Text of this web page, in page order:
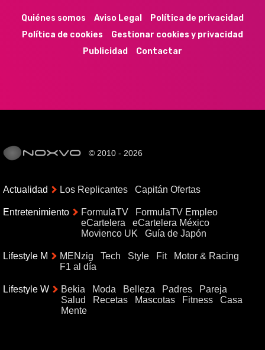
Quiénes somos Aviso Legal
Política de privacidad
Política de cookies
Gestionar cookies y privacidad
Publicidad
Contactar
© 2010 - 2026
Actualidad Los Replicantes Capitán Ofertas
Entretenimiento FormulaTV
FormulaTV Empleo
eCartelera
eCartelera México
Movienco UK
Guía de Japón
Lifestyle M MENzig Tech Style Fit
Motor & Racing
F1 al día
Lifestyle W Bekia Moda Belleza Padres
Pareja
Salud
Recetas Mascotas Fitness
Casa
Mente